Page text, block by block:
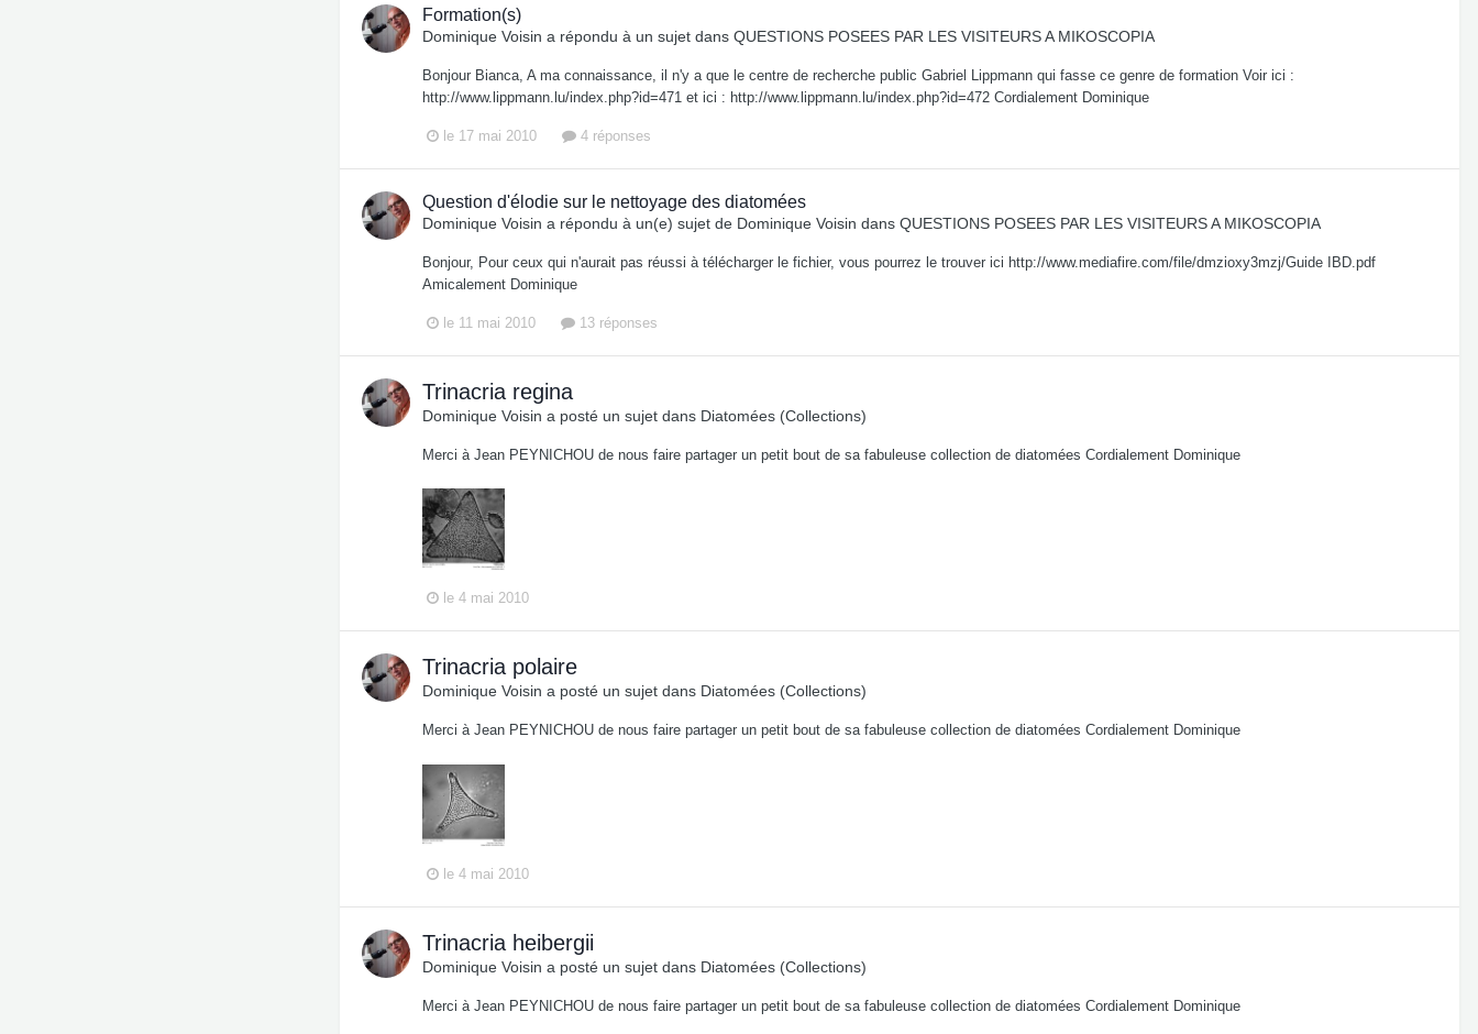
Formation(s)
Dominique Voisin a répondu à un sujet dans QUESTIONS POSEES PAR LES VISITEURS A MIKOSCOPIA
Bonjour Bianca, A ma connaissance, il n'y a que le centre de recherche public Gabriel Lippmann qui fasse ce genre de formation Voir ici :
http://www.lippmann.lu/index.php?id=471 et ici : http://www.lippmann.lu/index.php?id=472 Cordialement Dominique
le 17 mai 2010 4 réponses
Question d'élodie sur le nettoyage des diatomées
Dominique Voisin a répondu à un(e) sujet de Dominique Voisin dans QUESTIONS POSEES PAR LES VISITEURS A MIKOSCOPIA
Bonjour, Pour ceux qui n'aurait pas réussi à télécharger le fichier, vous pourrez le trouver ici http://www.mediafire.com/file/dmzioxy3mzj/Guide IBD.pdf
Amicalement Dominique
le 11 mai 2010 13 réponses
Trinacria regina
Dominique Voisin a posté un sujet dans Diatomées (Collections)
Merci à Jean PEYNICHOU de nous faire partager un petit bout de sa fabuleuse collection de diatomées Cordialement Dominique
le 4 mai 2010
Trinacria polaire
Dominique Voisin a posté un sujet dans Diatomées (Collections)
Merci à Jean PEYNICHOU de nous faire partager un petit bout de sa fabuleuse collection de diatomées Cordialement Dominique
le 4 mai 2010
Trinacria heibergii
Dominique Voisin a posté un sujet dans Diatomées (Collections)
Merci à Jean PEYNICHOU de nous faire partager un petit bout de sa fabuleuse collection de diatomées Cordialement Dominique